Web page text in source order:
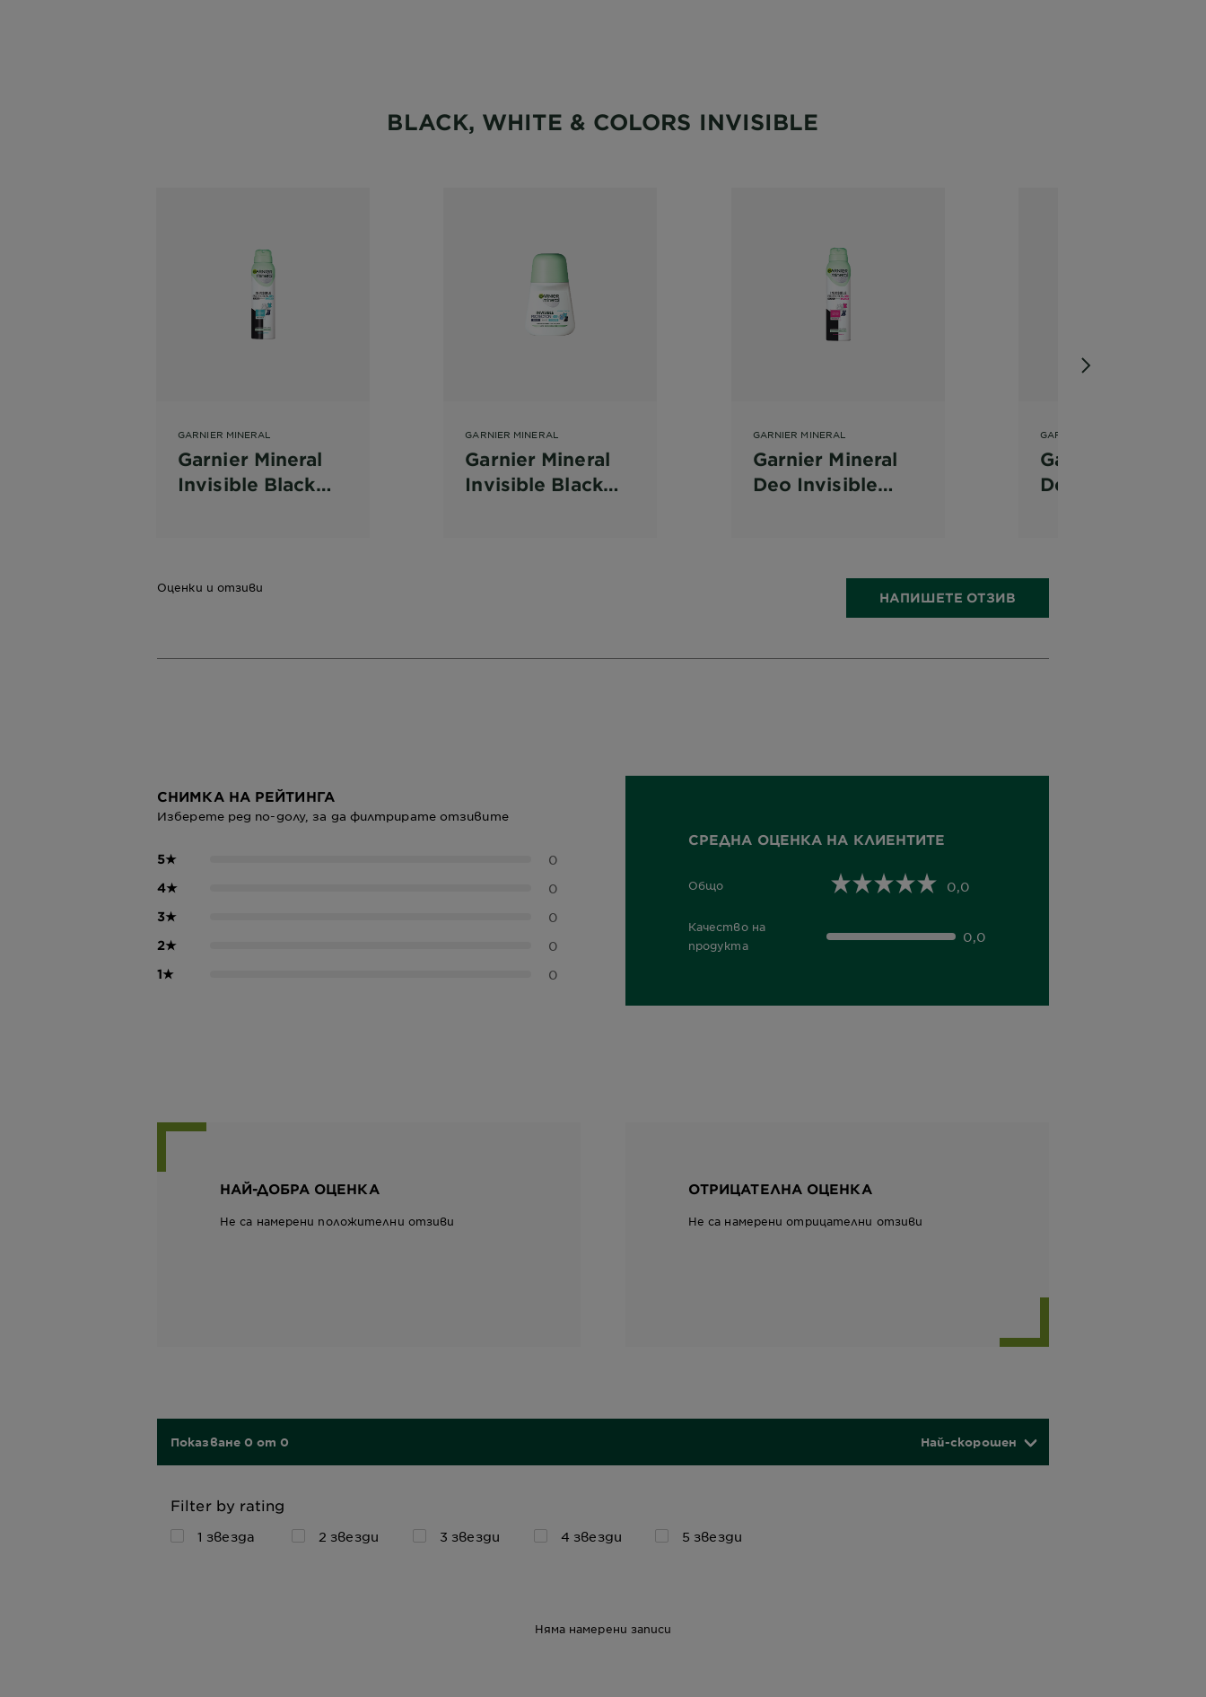
BLACK, WHITE & COLORS INVISIBLE
GARNIER MINERAL
Garnier Mineral
Invisible Black
GARNIER MINERAL
Garnier Mineral
Invisible Black
GARNIER MINERAL
Garnier Mineral
Deo Invisible
GARNIER MINERAL
Garnier Mineral
Deo Invisible
Оценки и отзиви
НАПИШЕТЕ ОТЗИВ
СНИМКА НА РЕЙТИНГА
Изберете ред по-долу, за да филтрирате отзивите
5★ 0
4★ 0
3★ 0
2★ 0
1★ 0
СРЕДНА ОЦЕНКА НА КЛИЕНТИТЕ
Общо
0,0 out of 5 stars 0,0
Качество на
продукта
0,0 out of 5 stars 0,0
НАЙ-ДОБРА ОЦЕНКА
Не са намерени положителни отзиви
ОТРИЦАТЕЛНА ОЦЕНКА
Не са намерени отрицателни отзиви
Показване 0 от 0 Най-скорошен
Filter by rating
1 звезда 2 звезди 3 звезди 4 звезди 5 звезди
Няма намерени записи